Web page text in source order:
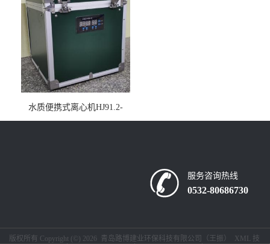
水质便携式离心机HJ91.2-
2022地表水总磷监测内置有
服务咨询热线
0532-80686730
版权所有 Copyright (©) 2026 青岛路博建业环保科技有限公司（王振） XML 技